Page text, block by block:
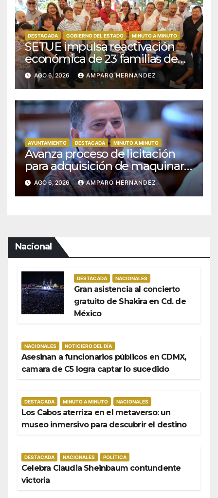
DESTACADA GOBIERNO DEL ESTADO MINUTO A MINUTO
SETUE impulsa reactivación
económica de 23 familias de
San José de Comondú
AGO 6, 2026 AMPARO HERNANDEZ
AYUNTAMIENTO DESTACADA MINUTO A MINUTO
Avanza proceso de licitación
para adquisición de maquinaria
del Plan de Regeneración del
Estero Josefino
AGO 6, 2026 AMPARO HERNANDEZ
Nacional
DESTACADA NACIONALES
Gran asistencia al concierto
gratuito de Shakira en Cd. de
México
NACIONALES NOTICIERO DEL DÍA
Asesinan a funcionarios públicos en CDMX,
camara de C5 logra captar lo sucedido
DESTACADA MINUTO A MINUTO NACIONALES
Los Cabos aterriza en el metaverso: un
museo inmersivo para descubrir el destino
DESTACADA NACIONALES POLÍTICA
Celebra Claudia Sheinbaum contundente
victoria